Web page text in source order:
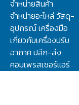
จำหน่ายสินค้า
จำหน่ายอะไหล่ วัสดุ-
อุปกรณ์ เครื่องมือ
เกี่ยวกับเครื่องปรับ
อากาศ ปลีก-ส่ง
คอมเพรสเซอร์แอร์